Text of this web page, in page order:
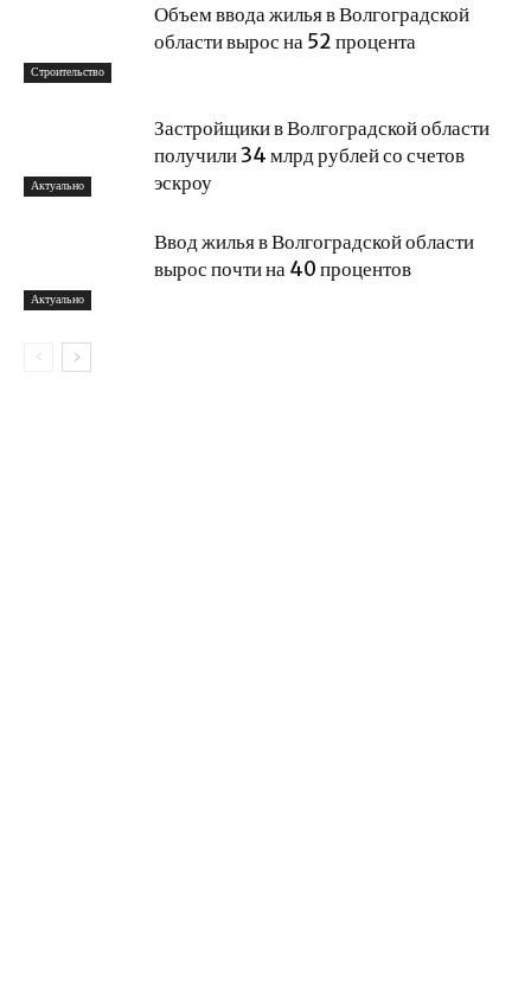
Строительство
Объем ввода жилья в Волгоградской
области вырос на 52 процента
Актуально
Застройщики в Волгоградской области
получили 34 млрд рублей со счетов
эскроу
Актуально
Ввод жилья в Волгоградской области
вырос почти на 40 процентов